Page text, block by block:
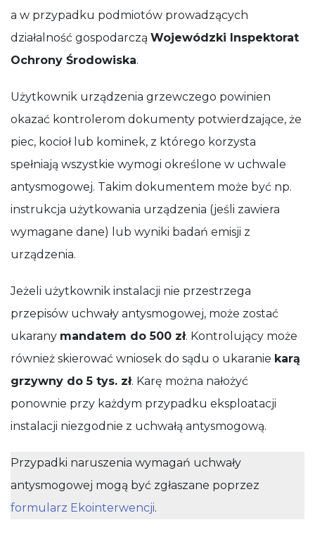
a w przypadku podmiotów prowadzących
działalność gospodarczą Wojewódzki Inspektorat
Ochrony Środowiska.
Użytkownik urządzenia grzewczego powinien
okazać kontrolerom dokumenty potwierdzające, że
piec, kocioł lub kominek, z którego korzysta
spełniają wszystkie wymogi określone w uchwale
antysmogowej. Takim dokumentem może być np.
instrukcja użytkowania urządzenia (jeśli zawiera
wymagane dane) lub wyniki badań emisji z
urządzenia.
Jeżeli użytkownik instalacji nie przestrzega
przepisów uchwały antysmogowej, może zostać
ukarany mandatem do 500 zł. Kontrolujący może
również skierować wniosek do sądu o ukaranie karą
grzywny do 5 tys. zł. Karę można nałożyć
ponownie przy każdym przypadku eksploatacji
instalacji niezgodnie z uchwałą antysmogową.
Przypadki naruszenia wymagań uchwały
antysmogowej mogą być zgłaszane poprzez
formularz Ekointerwencji.